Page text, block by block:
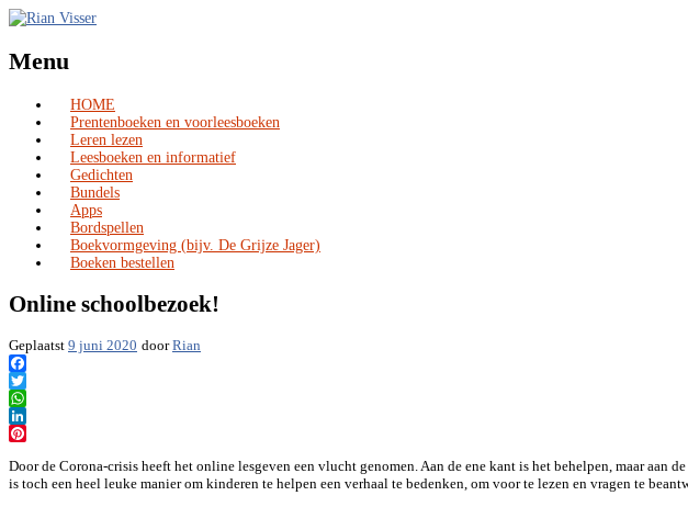
Menu
Skip
to
content
HOME
Prentenboeken en voorleesboeken
Leren lezen
Leesboeken en informatief
Gedichten
Bundels
Apps
Bordspellen
Boekvormgeving (bijv. De Grijze Jager)
Boeken bestellen
Online schoolbezoek!
Geplaatst 9 juni 2020 doorRian
Facebook
Twitter
WhatsApp
LinkedIn
Door de Corona-crisis heeft het online lesgeven een vlucht genomen. Aan de ene kant is het behelpen, maar aan
is toch een heel leuke manier om kinderen te helpen een verhaal te bedenken, om voor te lezen en vragen te